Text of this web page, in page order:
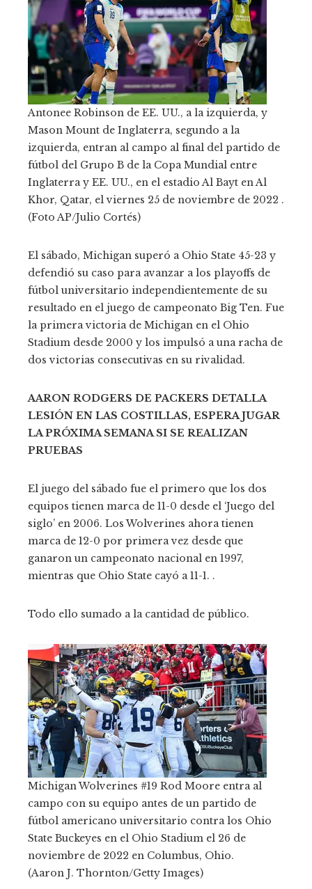
Antonee Robinson de EE. UU., a la izquierda, y
Mason Mount de Inglaterra, segundo a la
izquierda, entran al campo al final del partido de
fútbol del Grupo B de la Copa Mundial entre
Inglaterra y EE. UU., en el estadio Al Bayt en Al
Khor, Qatar, el viernes 25 de noviembre de 2022 .
(Foto AP/Julio Cortés)
El sábado, Michigan superó a Ohio State 45-23 y
defendió su caso para avanzar a los playoffs de
fútbol universitario independientemente de su
resultado en el juego de campeonato Big Ten. Fue
la primera victoria de Michigan en el Ohio
Stadium desde 2000 y los impulsó a una racha de
dos victorias consecutivas en su rivalidad.
AARON RODGERS DE PACKERS DETALLA
LESIÓN EN LAS COSTILLAS, ESPERA JUGAR
LA PRÓXIMA SEMANA SI SE REALIZAN
PRUEBAS
El juego del sábado fue el primero que los dos
equipos tienen marca de 11-0 desde el ‘Juego del
siglo’ en 2006. Los Wolverines ahora tienen
marca de 12-0 por primera vez desde que
ganaron un campeonato nacional en 1997,
mientras que Ohio State cayó a 11-1. .
Todo ello sumado a la cantidad de público.
Michigan Wolverines #19 Rod Moore entra al
campo con su equipo antes de un partido de
fútbol americano universitario contra los Ohio
State Buckeyes en el Ohio Stadium el 26 de
noviembre de 2022 en Columbus, Ohio.
(Aaron J. Thornton/Getty Images)